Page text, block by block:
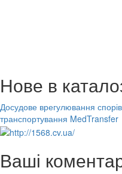
Нове в
Досудове врегулювання спорів
транспортування MedTransfer
Ваші